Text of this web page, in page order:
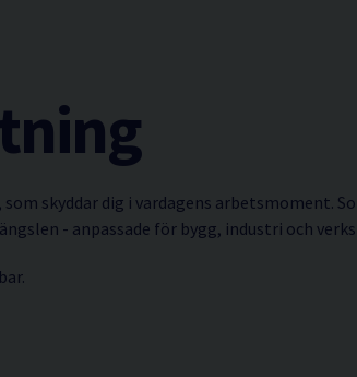
som skyddar dig i vardagens arbetsmoment.
- anpassade för bygg, industri och